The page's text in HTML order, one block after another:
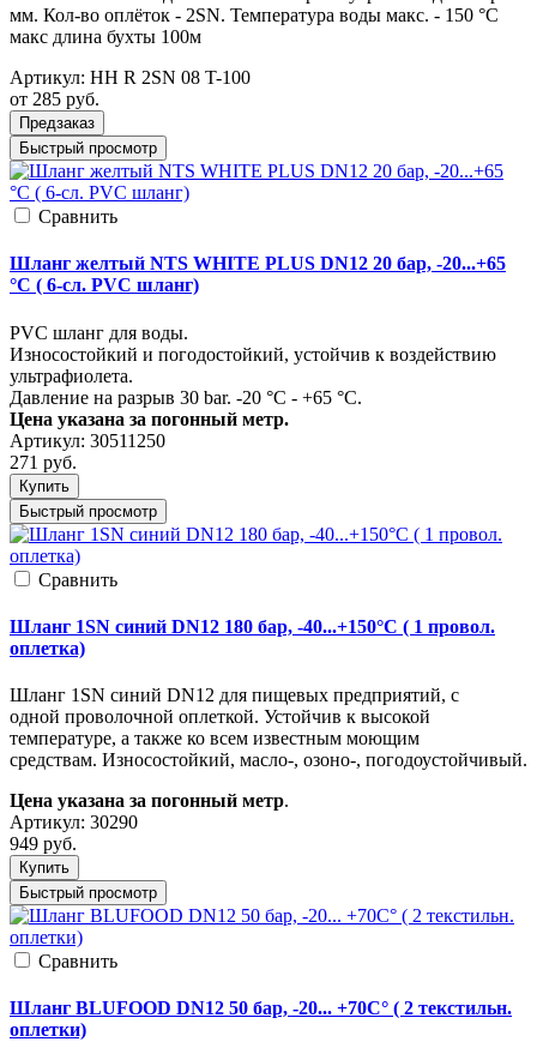
мм. Кол-во оплёток - 2SN. Температура воды макс. - 150 °C
макс длина бухты 100м
Артикул: HH R 2SN 08 T-100
от 285 руб.
Предзаказ
Быстрый просмотр
Cравнить
Шланг желтый NTS WHITE PLUS DN12 20 бар, -20...+65
°C ( 6-cл. PVC шланг)
PVC шланг для воды.
Износостойкий и погодостойкий, устойчив к воздействию
ультрафиолета.
Давление на разрыв 30 bar. -20 °C - +65 °C.
Цена указана за погонный метр.
Артикул: 30511250
271 руб.
Купить
Быстрый просмотр
Cравнить
Шланг 1SN синий DN12 180 бар, -40...+150°C ( 1 провол.
оплетка)
Шланг 1SN синий DN12 для пищевых предприятий, с
одной проволочной оплеткой. Устойчив к высокой
температуре, а также ко всем известным моющим
средствам. Износостойкий, масло-, озоно-, погодоустойчивый.
Цена указана за погонный метр.
Артикул: 30290
949 руб.
Купить
Быстрый просмотр
Cравнить
Шланг BLUFOOD DN12 50 бар, -20... +70С° ( 2 текстильн.
оплетки)